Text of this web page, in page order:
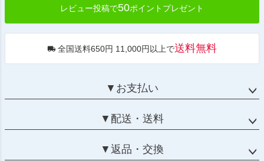
レビュー投稿で50ポイントプレゼント
全国送料650円 11,000円以上で送料無料
▼お支払い
▼配送・送料
▼返品・交換